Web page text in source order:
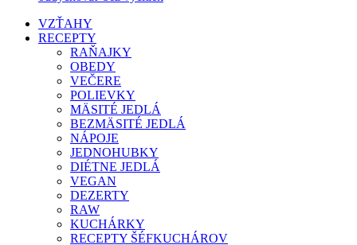
VZŤAHY
RECEPTY
RAŇAJKY
OBEDY
VEČERE
POLIEVKY
MÄSITÉ JEDLÁ
BEZMÄSITÉ JEDLÁ
NÁPOJE
JEDNOHUBKY
DIÉTNE JEDLÁ
VEGAN
DEZERTY
RAW
KUCHÁRKY
RECEPTY ŠÉFKUCHÁROV